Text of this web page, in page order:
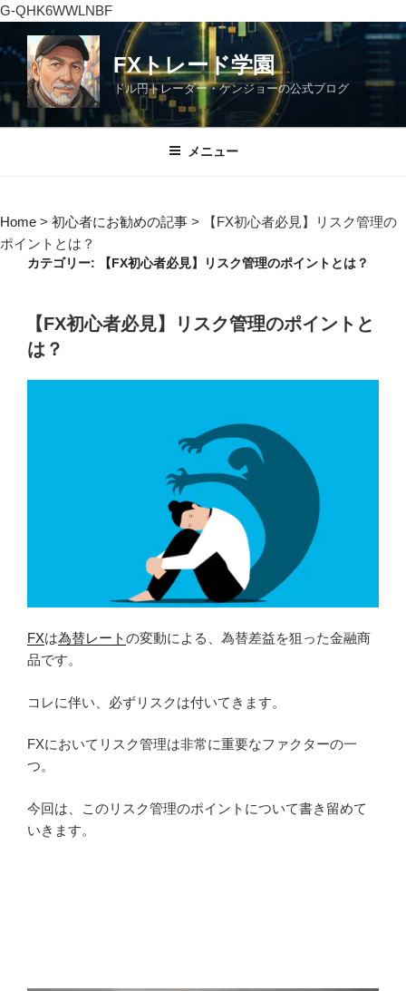
G-QHK6WWLNBF
ン
ン
ツ
プ
FXトレード学園
ドル円トレーダー・ケンジョーの公式ブログ
メニュー
Home > 初心者にお勧めの記事 >
【FX初心者必見】リスク管理の
ポイントとは？
カテゴリー: 【FX初心者必見】リスク管理のポイントとは？
投
稿
日:
【FX初心者必見】リスク管理のポイントと
は？
FXは為替レートの変動による、為替差益を狙った金融商
品です。
コレに伴い、必ずリスクは付いてきます。
FXにおいてリスク管理は非常に重要なファクターの一
つ。
今回は、このリスク管理のポイントについて書き留めて
いきます。